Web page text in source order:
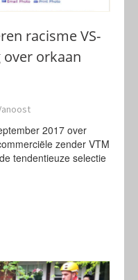
racisme VS-
orkaan
2017 over
zender VTM
tendentieuze selectie